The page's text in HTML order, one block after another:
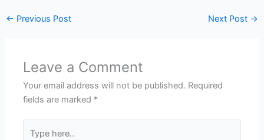
← Previous Post Next Post →
Leave a Comment
Your email address will not be published. Required
fields are marked *